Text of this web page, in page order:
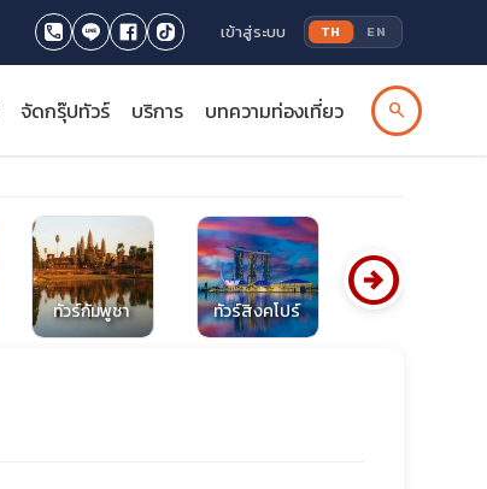
เข้าสู่ระบบ TH EN
จัดกรุ๊ปทัวร์ บริการ บทความท่องเที่ยว search
ทัวร์กัมพูชา ทัวร์สิงคโปร์ ทัวร์อุซเบกิสถาน
arrow_circle_right